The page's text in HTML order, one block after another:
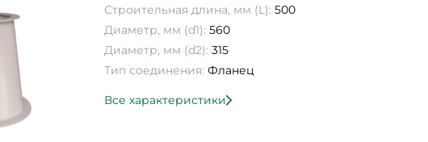
Строительная длина, мм (L): 500
Диаметр, мм (d1): 560
Диаметр, мм (d2): 315
Тип соединения: Фланец
Все характеристики